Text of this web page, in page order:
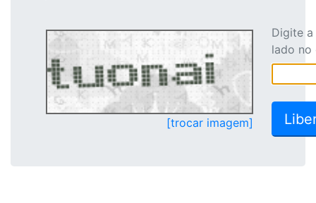
[trocar imagem]
Digite
lado no